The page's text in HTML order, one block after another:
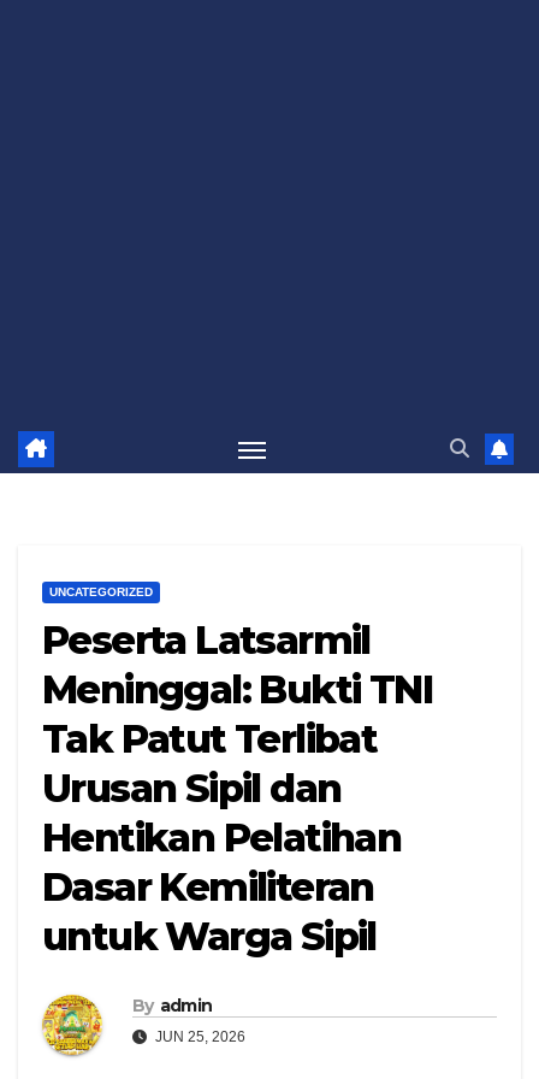
UNCATEGORIZED
Peserta Latsarmil
Meninggal: Bukti TNI
Tak Patut Terlibat
Urusan Sipil dan
Hentikan Pelatihan
Dasar Kemiliteran
untuk Warga Sipil
By admin
JUN 25, 2026